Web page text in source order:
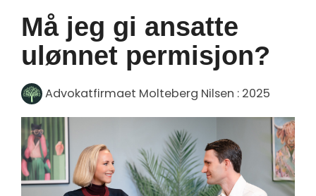
Må jeg gi ansatte
ulønnet permisjon?
Advokatfirmaet Molteberg Nilsen : 2025